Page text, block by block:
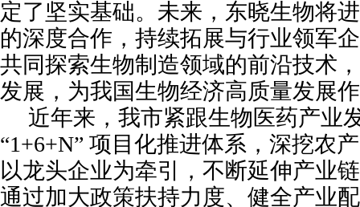
定了坚实基础。未来，东晓生物将
的深度合作，持续拓展与行业领军
共同探索生物制造领域的前沿技术
发展，为我国生物经济高质量发展
近年来，我市紧跟生物医药产业
“1+6+N” 项目化推进体系，深挖农
以龙头企业为牵引，不断延伸产业
通过加大政策扶持力度、健全产业